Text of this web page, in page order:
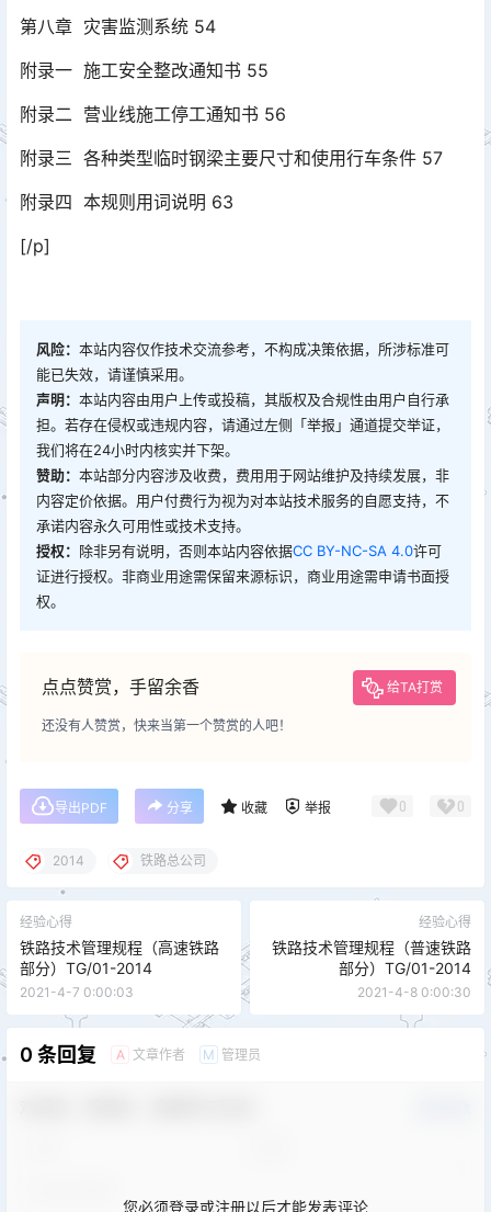
第八章 灾害监测系统 54
附录一 施工安全整改通知书 55
附录二 营业线施工停工通知书 56
附录三 各种类型临时钢梁主要尺寸和使用行车条件 57
附录四 本规则用词说明 63
[/p]
风险： 本站内容仅作技术交流参考，不构成决策依据，所涉标准可
能已失效，请谨慎采用。
声明： 本站内容由用户上传或投稿，其版权及合规性由用户自行承
担。若存在侵权或违规内容，请通过左侧「举报」通道提交举证，
我们将在24小时内核实并下架。
赞助： 本站部分内容涉及收费，费用用于网站维护及持续发展，非
内容定价依据。用户付费行为视为对本站技术服务的自愿支持，不
承诺内容永久可用性或技术支持。
授权： 除非另有说明，否则本站内容依据CC BY-NC-SA 4.0许可
证进行授权。非商业用途需保留来源标识，商业用途需申请书面授
权。
点点赞赏，手留余香 给TA打赏
还没有人赞赏，快来当第一个赞赏的人吧！
导出PDF 分享 收藏 举报 0 0
2014 铁路总公司
经验心得
铁路技术管理规程（高速铁路
部分）TG/01-2014
2021-4-7 0:00:03
经验心得
铁路技术管理规程（普速铁路
部分）TG/01-2014
2021-4-8 0:00:30
0 条回复 A 文章作者 M 管理员
您必须登录或注册以后才能发表评论